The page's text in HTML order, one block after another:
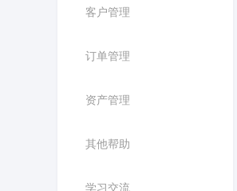
客户管理
订单管理
资产管理
其他帮助
学习交流